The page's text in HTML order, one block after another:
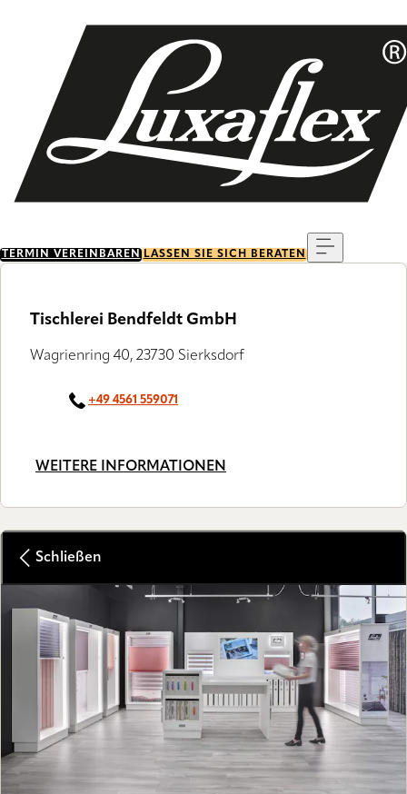
TERMIN VEREINBAREN LASSEN SIE SICH BERATEN
Tischlerei Bendfeldt GmbH
Wagrienring 40, 23730 Sierksdorf
+49 4561 559071
WEITERE INFORMATIONEN
Schließen